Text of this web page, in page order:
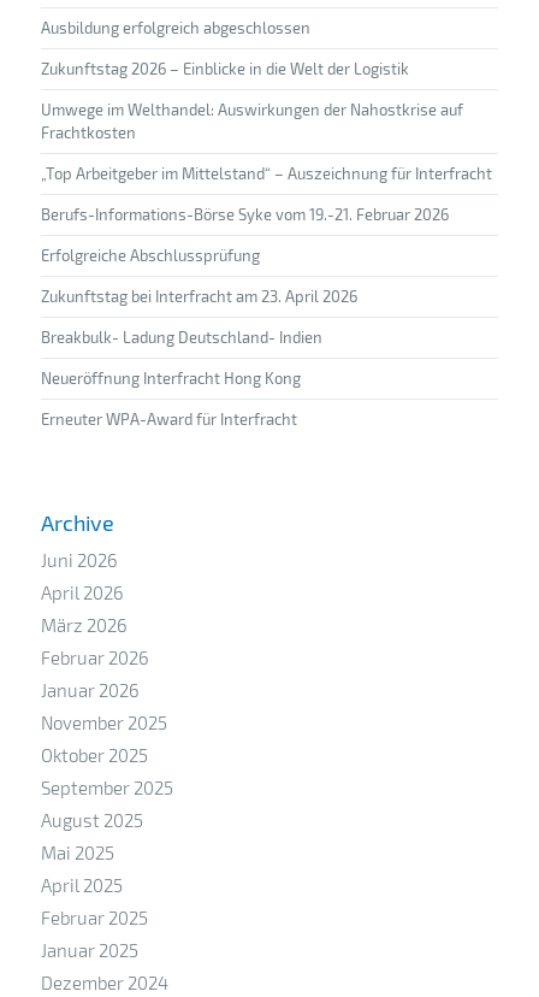
Ausbildung erfolgreich abgeschlossen
Zukunftstag 2026 – Einblicke in die Welt der Logistik
Umwege im Welthandel: Auswirkungen der Nahostkrise auf
Frachtkosten
„Top Arbeitgeber im Mittelstand“ – Auszeichnung für Interfracht
Berufs-Informations-Börse Syke vom 19.-21. Februar 2026
Erfolgreiche Abschlussprüfung
Zukunftstag bei Interfracht am 23. April 2026
Breakbulk- Ladung Deutschland- Indien
Neueröffnung Interfracht Hong Kong
Erneuter WPA-Award für Interfracht
Archive
Juni 2026
April 2026
März 2026
Februar 2026
Januar 2026
November 2025
Oktober 2025
September 2025
August 2025
Mai 2025
April 2025
Februar 2025
Januar 2025
Dezember 2024